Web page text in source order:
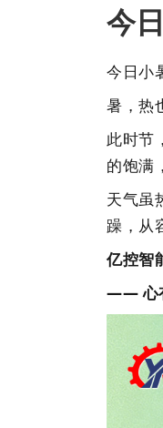
今
今日小
暑，热
此时节
的饱满
天气虽
躁，从
亿控智
—— 心